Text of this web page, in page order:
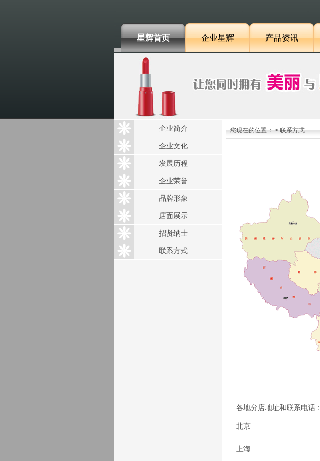
星辉首页 企业星辉 产品资讯
各地分店地址和联系电话：
北京
上海
您现在的位置：> 联系方式
企业简介
企业文化
发展历程
企业荣誉
品牌形象
店面展示
招贤纳士
联系方式